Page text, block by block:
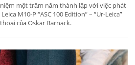
một trăm năm thành lập với việc phát
M10-P “ASC 100 Edition” – “Ur-Leica”
của Oskar Barnack.